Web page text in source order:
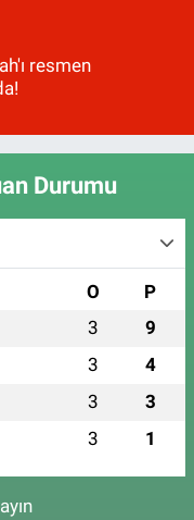
resmen
Durumu
O P
3 9
3 4
3 3
3 1